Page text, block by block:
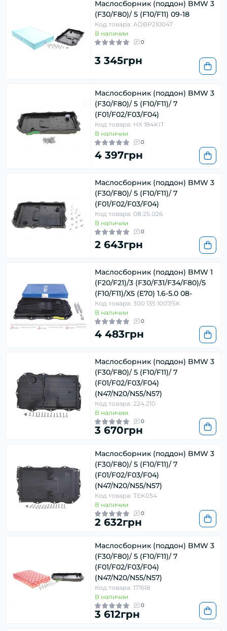
Маслосборник (поддон) BMW 3
(F30/F80)/ 5 (F10/F11) 09-18
Код товара: ADBP210047
В наличии
0
3 345грн
Маслосборник (поддон) BMW 3
(F30/F80)/ 5 (F10/F11)/ 7
(F01/F02/F03/F04)
Код товара: HX 184KIT
В наличии
0
4 397грн
Маслосборник (поддон) BMW 3
(F30/F80)/ 5 (F10/F11)/ 7
(F01/F02/F03/F04)
Код товара: 08.25.026
В наличии
0
2 643грн
Маслосборник (поддон) BMW 1
(F20/F21)/3 (F30/F31/F34/F80)/5
(F10/F11)/X5 (E70) 1.6-5.0 08-
Код товара: 300 135 1007/SK
В наличии
0
4 483грн
Маслосборник (поддон) BMW 3
(F30/F80)/ 5 (F10/F11)/ 7
(F01/F02/F03/F04)
(N47/N20/N55/N57)
Код товара: 224.210
В наличии
0
3 670грн
Маслосборник (поддон) BMW 3
(F30/F80)/ 5 (F10/F11)/ 7
(F01/F02/F03/F04)
(N47/N20/N55/N57)
Код товара: TEK054
В наличии
0
2 632грн
Маслосборник (поддон) BMW 3
(F30/F80)/ 5 (F10/F11)/ 7
(F01/F02/F03/F04)
(N47/N20/N55/N57)
Код товара: 171618
В наличии
0
3 612грн